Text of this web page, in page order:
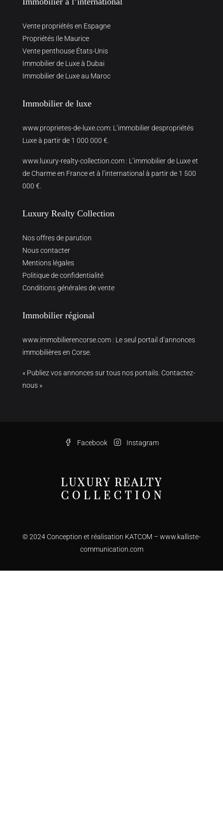
Vente propriétés en Espagne
Propriétés Ile Maurice
Vente penthouse États-Unis
Immobilier de Luxe à Dubai
Immobilier de Luxe au Maroc
Immobilier de luxe
www.proprietes-de-luxe.com: L’immobilier despropriétés
Luxe à partir de 1 000 000 €.
www.luxury-realty-collection.com : L’immobilier de Luxe et
de Charme en France et à l’international à partir de 1 500
000 €.
Luxury Realty Collection
Nos offres de parution
Nous contacter
Mentions légales
Politique de confidentialité
Conditions générales de vente
Immobilier régional
www.immobilierencorse.com : Le seul portail d’annonces
immobilières en Corse.
« Publiez vos annonces sur tous nos portails. Contactez-
nous »
Facebook Instagram
© 2024 Conception et réalisation KATCOM – www.kalliste-
communication.com